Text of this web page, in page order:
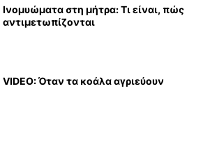
Ινομυώματα στη μήτρα: Τι είναι, πώς
αντιμετωπίζονται
VIDEO: Όταν τα κοάλα αγριεύουν